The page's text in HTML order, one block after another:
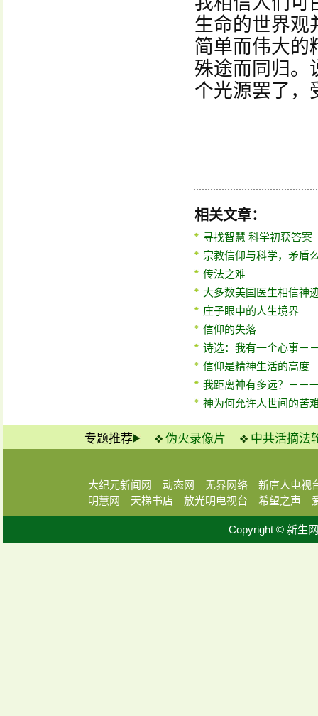
生命的世界观
简单而伟大的
殊途而同归。
个光源罢了，
相关文章：
寻找智慧 科学初获答案
宗教信仰与科学，矛盾
传法之难
大多数美国医生相信神
庄子眼中的人生境界
信仰的失落
诗选：我有一个心事－
信仰是精神生活的高度
我距离神有多远？－－
神为何允许人世间的苦
专题推荐 伪火录像片 中共活摘法
大纪元新闻网 动态网 无界网络
新唐人电视
明慧网
天梯书店 放光明电视台 希望之声
Copyright © 新生